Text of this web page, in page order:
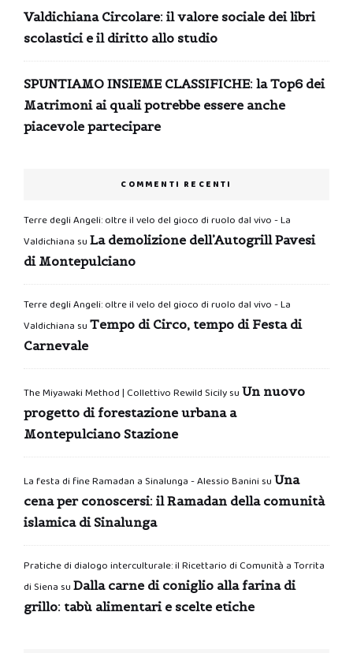
Valdichiana Circolare: il valore sociale dei libri
scolastici e il diritto allo studio
SPUNTIAMO INSIEME CLASSIFICHE: la Top6 dei
Matrimoni ai quali potrebbe essere anche
piacevole partecipare
COMMENTI RECENTI
Terre degli Angeli: oltre il velo del gioco di ruolo dal vivo - La
Valdichiana su La demolizione dell’Autogrill Pavesi
di Montepulciano
Terre degli Angeli: oltre il velo del gioco di ruolo dal vivo - La
Valdichiana su Tempo di Circo, tempo di Festa di
Carnevale
The Miyawaki Method | Collettivo Rewild Sicilysu Un nuovo
progetto di forestazione urbana a
Montepulciano Stazione
La festa di fine Ramadan a Sinalunga - Alessio Banini su Una
cena per conoscersi: il Ramadan della comunità
islamica di Sinalunga
Pratiche di dialogo interculturale: il Ricettario di Comunità a Torrita
di Siena su Dalla carne di coniglio alla farina di
grillo: tabù alimentari e scelte etiche